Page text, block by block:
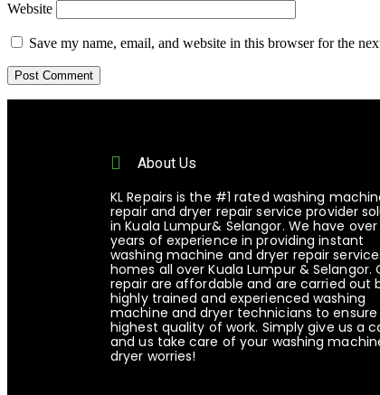
Website
Save my name, email, and website in this browser for the
About Us
KL Repairs is the #1 rated washing
repair and dryer repair service provider
in Kuala Lumpur& Selangor. We have over
years of experience in providing instant
washing machine and dryer repair
homes all over Kuala Lumpur & Selangor.
repair are affordable and are carried out
highly trained and experienced washing
machine and dryer technicians to
highest quality of work. Simply give us a
and us take care of your washing
dryer worries!